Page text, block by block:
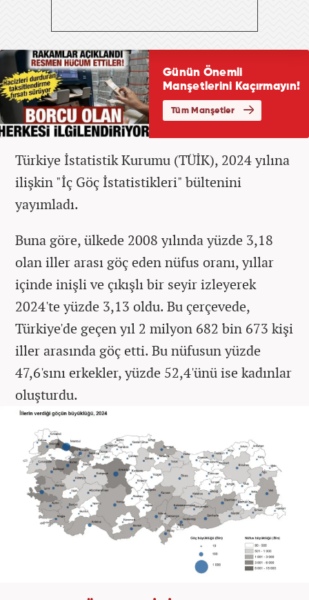
Türkiye İstatistik Kurumu (TÜİK), 2024 yılına
ilişkin "İç Göç İstatistikleri" bültenini
yayımladı.
Buna göre, ülkede 2008 yılında yüzde 3,18
olan iller arası göç eden nüfus oranı, yıllar
içinde inişli ve çıkışlı bir seyir izleyerek
2024'te yüzde 3,13 oldu. Bu çerçevede,
Türkiye'de geçen yıl 2 milyon 682 bin 673 kişi
iller arasında göç etti. Bu nüfusun yüzde
47,6'sını erkekler, yüzde 52,4'ünü ise kadınlar
oluşturdu.